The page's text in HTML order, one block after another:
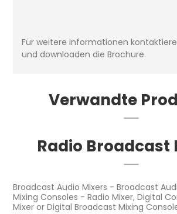
Für weitere informationen
und downloaden die Brochure.
Verwandte
Radio Broadcast
Broadcast Audio Mixers - Broadcast
Mixing Consoles - Radio Mixer, Digital
Mixer or Digital Broadcast Mixing